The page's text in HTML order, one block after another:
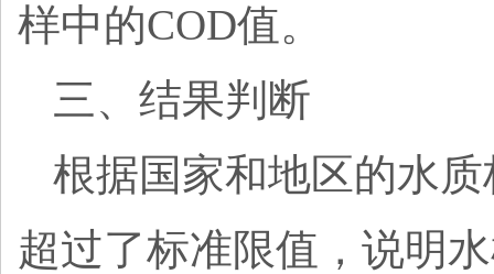
样中的COD值。
三、结果判断
根据国家和地区的水
超过了标准限值，说明